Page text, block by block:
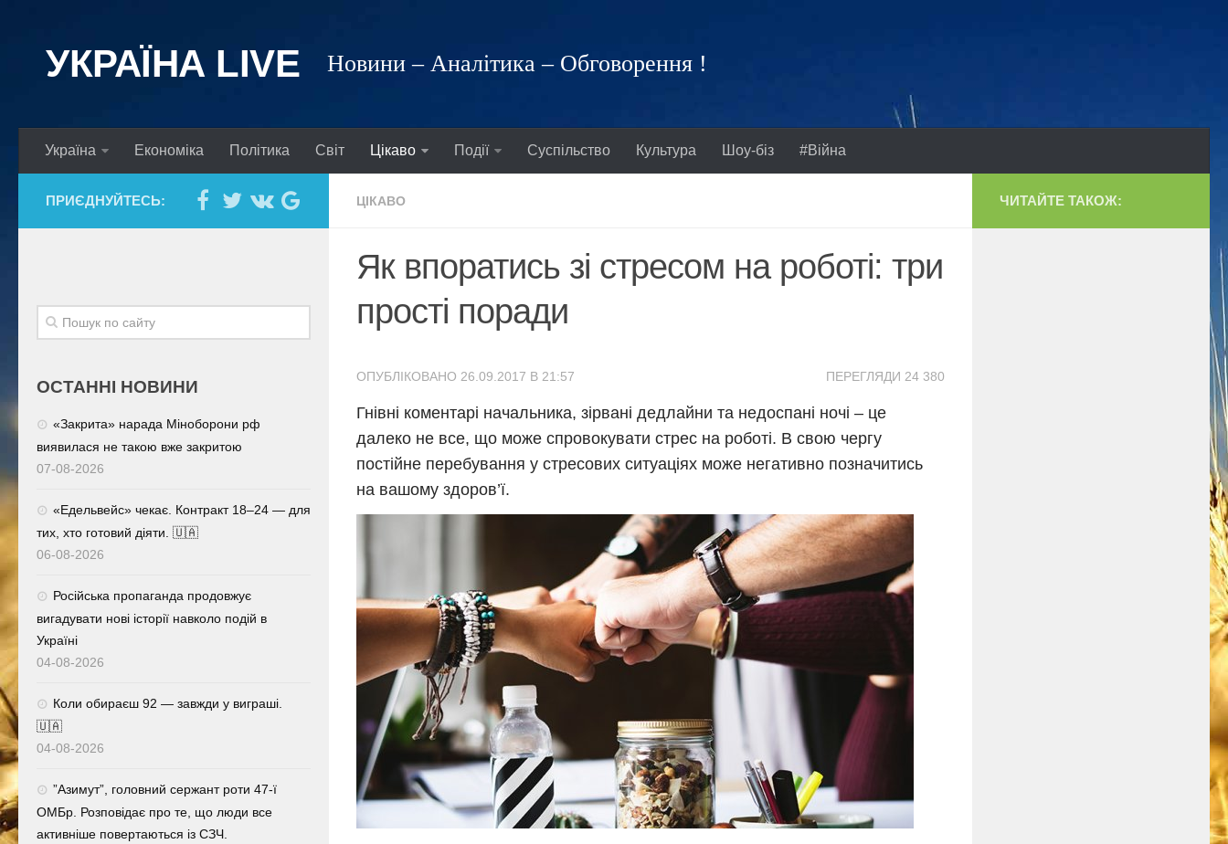
УКРАЇНА LIVE Новини – Аналітика – Обговорення !
Україна Економіка Політика Світ Цікаво Події Суспільство Культура Шоу-біз #Війна
ЦІКАВО
Як впоратись зі стресом на роботі: три
прості поради
ПЕРЕГЛЯДИ 24 380
ОПУБЛІКОВАНО 26.09.2017 В 21:57
Гнівні коментарі начальника, зірвані дедлайни та недоспані ночі – це
далеко не все, що може спровокувати стрес на роботі. В свою чергу
постійне перебування у стресових ситуаціях може негативно позначитись
на вашому здоров’ї.
ПРИЄДНУЙТЕСЬ:
ОСТАННІ НОВИНИ
«Закрита» нарада Міноборони рф
виявилася не такою вже закритою
07-08-2026
«Едельвейс» чекає. Контракт 18–24 — для
тих, хто готовий діяти. 🇺🇦
06-08-2026
Російська пропаганда продовжує
вигадувати нові історії навколо подій в
Україні
04-08-2026
Коли обираєш 92 — завжди у виграші.
🇺🇦
04-08-2026
⁨”Азимут”, головний сержант роти 47-ї
ОМБр. Розповідає про те, що люди все
активніше повертаються із СЗЧ.
ЧИТАЙТЕ ТАКОЖ: